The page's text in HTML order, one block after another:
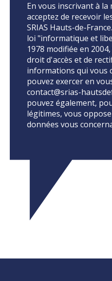
En vous inscrivant à
acceptez de recevoir
SRIAS Hauts-de-
loi "informatique et
1978 modifiée en
droit d'accès et de
informations qui vous
pouvez exercer en
contact@srias-
pouvez également,
légitimes, vous
données vous